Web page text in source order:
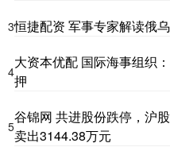
3恒捷配资 军事专家解读俄
4
大资本优配 国际海事组织
押
5
谷锦网 共进股份跌停，沪
卖出3144.38万元